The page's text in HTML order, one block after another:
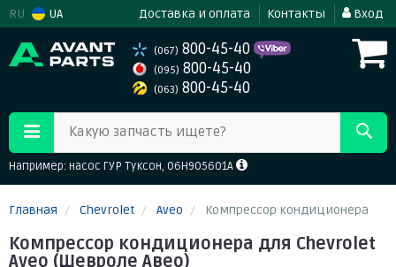
RU UA Доставка и оплата Контакты Вход
(067) 800-45-40
(095) 800-45-40
(063) 800-45-40
Какую запчасть ищете?
Например: насос ГУР Туксон, 06H905601A
Главная Chevrolet Aveo Компрессор кондиционера
Компрессор кондиционера для Chevrolet
Aveo (Шевроле Авео)